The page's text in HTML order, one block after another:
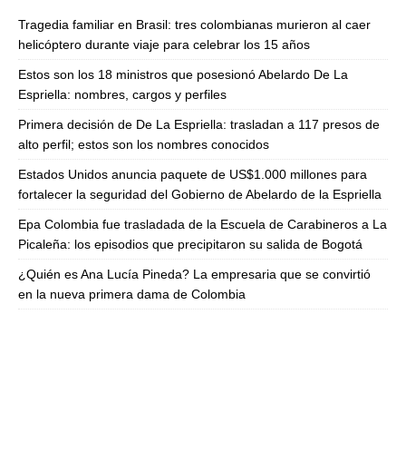
Tragedia familiar en Brasil: tres colombianas murieron al caer
helicóptero durante viaje para celebrar los 15 años
Estos son los 18 ministros que posesionó Abelardo De La
Espriella: nombres, cargos y perfiles
Primera decisión de De La Espriella: trasladan a 117 presos de
alto perfil; estos son los nombres conocidos
Estados Unidos anuncia paquete de US$1.000 millones para
fortalecer la seguridad del Gobierno de Abelardo de la Espriella
Epa Colombia fue trasladada de la Escuela de Carabineros a La
Picaleña: los episodios que precipitaron su salida de Bogotá
¿Quién es Ana Lucía Pineda? La empresaria que se convirtió
en la nueva primera dama de Colombia